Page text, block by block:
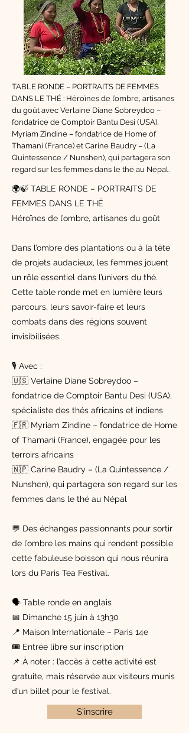
TABLE RONDE – PORTRAITS DE FEMMES
DANS LE THÉ : Héroïnes de l’ombre, artisanes
du goût avec Verlaine Diane Sobreydoo –
fondatrice de Comptoir Bantu Desi (USA),
Myriam Zindine – fondatrice de Home of
Thamani (France) et Carine Baudry – (La
Quintessence / Nunshen), qui partagera son
regard sur les femmes dans le thé au Népal.
🌍🍃 TABLE RONDE – PORTRAITS DE
FEMMES DANS LE THÉ
Héroïnes de l’ombre, artisanes du goût
Dans l’ombre des plantations ou à la tête
de projets audacieux, les femmes jouent
un rôle essentiel dans l’univers du thé.
Cette table ronde met en lumière leurs
parcours, leurs savoir-faire et leurs
combats dans des régions souvent
invisibilisées.
🎙 Avec :
🇺🇸 Verlaine Diane Sobreydoo –
fondatrice de Comptoir Bantu Desi (USA),
spécialiste des thés africains et indiens
🇫🇷 Myriam Zindine – fondatrice de Home
of Thamani (France), engagée pour les
terroirs africains
🇳🇵 Carine Baudry – (La Quintessence /
Nunshen), qui partagera son regard sur les
femmes dans le thé au Népal
💬 Des échanges passionnants pour sortir
de l’ombre les mains qui rendent possible
cette fabuleuse boisson qui nous réunira
lors du Paris Tea Festival.
🗣 Table ronde en anglais
📅 Dimanche 15 juin à 13h30
📍 Maison Internationale – Paris 14e
🎟 Entrée libre sur inscription
📌 À noter : l’accès à cette activité est
gratuite, mais réservée aux visiteurs munis
d’un billet pour le festival.
S'inscrire